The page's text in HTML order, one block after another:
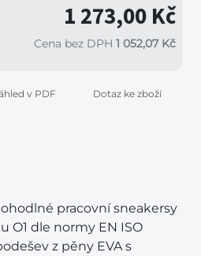
1 273,00 Kč
Cena bez DPH 1 052,07 Kč
v PDF Dotaz ke zboží
pracovní sneakersy
O1 dle normy EN ISO
z pěny EVA s